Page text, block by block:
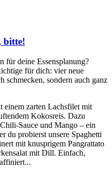
bitte!
für deine Essensplanung?
für dich: vier neue
schmecken, sondern auch ganz
einem zarten Lachsfilet mit
Kokosreis. Dazu
Sauce und Mango – ein
du probierst unsere Spaghetti
mit knusprigem Pangrattato
mit Dill. Einfach,